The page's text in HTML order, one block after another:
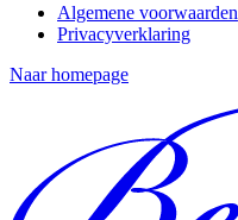
Algemene voorwaarden
Privacyverklaring
Naar homepage